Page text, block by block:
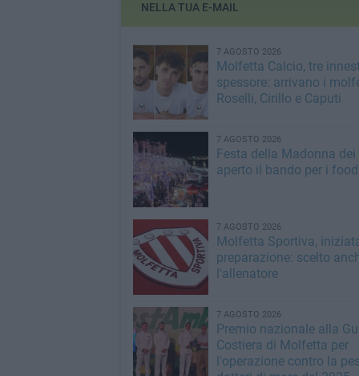
NELLA TUA E-MAIL
7 AGOSTO 2026
Molfetta Calcio, tre
spessore: arrivano i
Roselli, Cirillo e Caputi
7 AGOSTO 2026
Festa della Madonna dei
aperto il bando per i
7 AGOSTO 2026
Molfetta Sportiva,
preparazione: scelto
l'allenatore
7 AGOSTO 2026
Premio nazionale alla
Costiera di Molfetta per
l'operazione contro la